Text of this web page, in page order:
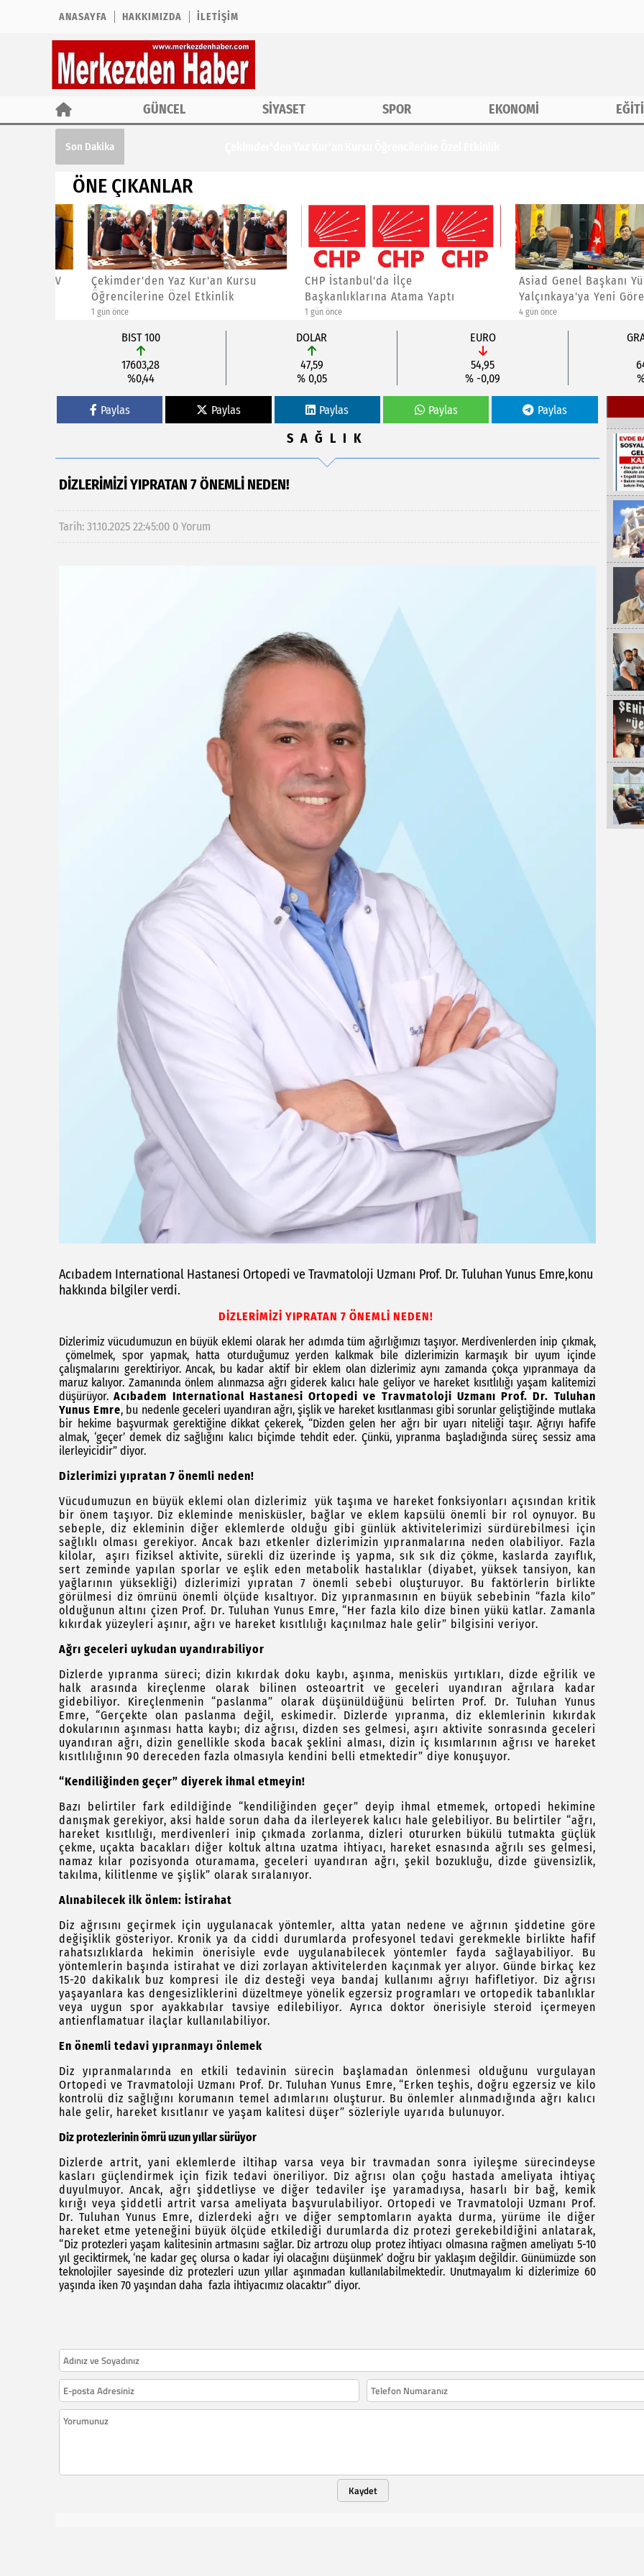
ANASAYFA HAKKIMIZDA İLETIŞIM
GÜNCEL SİYASET SPOR EKONOMİ
Son Dakika
ÖNE ÇIKANLAR
Çekimder'den Yaz Kur'an Kursu
Öğrencilerine Özel Etkinlik
1 gün önce
CHP İstanbul'da İlçe
Başkanlıklarına Atama Yaptı
1 gün önce
Asiad Genel Başkanı Yücel
Yalçınkaya'ya Yeni Görev
4 gün önce
BIST 100
17603,28
%0,44
DOLAR
47,59
% 0,05
EURO
54,95
% -0,09
Paylas Paylas Paylas Paylas Paylas
SAĞLIK
DİZLERİMİZİ YIPRATAN 7 ÖNEMLİ NEDEN!
Tarih: 31.10.2025 22:45:00 0 Yorum
Acıbadem International Hastanesi Ortopedi ve Travmatoloji Uzmanı Prof. Dr. Tuluhan Yunus Emre,konu
hakkında bilgiler verdi.
DİZLERİMİZİ YIPRATAN 7 ÖNEMLİ NEDEN!
Dizlerimiz vücudumuzun en büyük eklemi olarak her adımda tüm ağırlığımızı taşıyor. Merdivenlerden inip çıkmak,
çömelmek, spor yapmak, hatta oturduğumuz yerden kalkmak bile dizlerimizin karmaşık bir uyum içinde
çalışmalarını gerektiriyor. Ancak, bu kadar aktif bir eklem olan dizlerimiz aynı zamanda çokça yıpranmaya da
maruz kalıyor. Zamanında önlem alınmazsa ağrı giderek kalıcı hale geliyor ve hareket kısıtlılığı yaşam kalitemizi
düşürüyor.Acıbadem International Hastanesi Ortopedi ve Travmatoloji Uzmanı Prof. Dr. Tuluhan
Yunus Emre, bu nedenle geceleri uyandıran ağrı, şişlik ve hareket kısıtlanması gibi sorunlar geliştiğinde mutlaka
bir hekime başvurmak gerektiğine dikkat çekerek, “Dizden gelen her ağrı bir uyarı niteliği taşır. Ağrıyı hafife
almak, ‘geçer’ demek diz sağlığını kalıcı biçimde tehdit eder. Çünkü, yıpranma başladığında süreç sessiz ama
ilerleyicidir” diyor.
Dizlerimizi yıpratan 7 önemli neden!
Vücudumuzun en büyük eklemi olan dizlerimiz yük taşıma ve hareket fonksiyonları açısından kritik
bir önem taşıyor. Diz ekleminde menisküsler, bağlar ve eklem kapsülü önemli bir rol oynuyor. Bu
sebeple, diz ekleminin diğer eklemlerde olduğu gibi günlük aktivitelerimizi sürdürebilmesi için
sağlıklı olması gerekiyor. Ancak bazı etkenler dizlerimizin yıpranmalarına neden olabiliyor. Fazla
kilolar, aşırı fiziksel aktivite, sürekli diz üzerinde iş yapma, sık sık diz çökme, kaslarda zayıflık,
sert zeminde yapılan sporlar ve eşlik eden metabolik hastalıklar (diyabet, yüksek tansiyon, kan
yağlarının yüksekliği) dizlerimizi yıpratan 7 önemli sebebi oluşturuyor. Bu faktörlerin birlikte
görülmesi diz ömrünü önemli ölçüde kısaltıyor. Diz yıpranmasının en büyük sebebinin “fazla kilo”
olduğunun altını çizen Prof. Dr. Tuluhan Yunus Emre, “Her fazla kilo dize binen yükü katlar. Zamanla
kıkırdak yüzeyleri aşınır, ağrı ve hareket kısıtlılığı kaçınılmaz hale gelir” bilgisini veriyor.
Ağrı geceleri uykudan uyandırabiliyor
Dizlerde yıpranma süreci; dizin kıkırdak doku kaybı, aşınma, menisküs yırtıkları, dizde eğrilik ve
halk arasında kireçlenme olarak bilinen osteoartrit ve geceleri uyandıran ağrılara kadar
gidebiliyor. Kireçlenmenin “paslanma” olarak düşünüldüğünü belirten Prof. Dr. Tuluhan Yunus
Emre, “Gerçekte olan paslanma değil, eskimedir. Dizlerde yıpranma, diz eklemlerinin kıkırdak
dokularının aşınması hatta kaybı; diz ağrısı, dizden ses gelmesi, aşırı aktivite sonrasında geceleri
uyandıran ağrı, dizin genellikle skoda bacak şeklini alması, dizin iç kısımlarının ağrısı ve hareket
kısıtlılığının 90 dereceden fazla olmasıyla kendini belli etmektedir” diye konuşuyor.
“Kendiliğinden geçer” diyerek ihmal etmeyin!
Bazı belirtiler fark edildiğinde “kendiliğinden geçer” deyip ihmal etmemek, ortopedi hekimine
danışmak gerekiyor, aksi halde sorun daha da ilerleyerek kalıcı hale gelebiliyor. Bu belirtiler “ağrı,
hareket kısıtlılığı, merdivenleri inip çıkmada zorlanma, dizleri otururken bükülü tutmakta güçlük
çekme, uçakta bacakları diğer koltuk altına uzatma ihtiyacı, hareket esnasında ağrılı ses gelmesi,
namaz kılar pozisyonda oturamama, geceleri uyandıran ağrı, şekil bozukluğu, dizde güvensizlik,
takılma, kilitlenme ve şişlik” olarak sıralanıyor.
Alınabilecek ilk önlem: İstirahat
Diz ağrısını geçirmek için uygulanacak yöntemler, altta yatan nedene ve ağrının şiddetine göre
değişiklik gösteriyor. Kronik ya da ciddi durumlarda profesyonel tedavi gerekmekle birlikte hafif
rahatsızlıklarda hekimin önerisiyle evde uygulanabilecek yöntemler fayda sağlayabiliyor. Bu
yöntemlerin başında istirahat ve dizi zorlayan aktivitelerden kaçınmak yer alıyor. Günde birkaç kez
15-20 dakikalık buz kompresi ile diz desteği veya bandaj kullanımı ağrıyı hafifletiyor. Diz ağrısı
yaşayanlara kas dengesizliklerini düzeltmeye yönelik egzersiz programları ve ortopedik tabanlıklar
veya uygun spor ayakkabılar tavsiye edilebiliyor. Ayrıca doktor önerisiyle steroid içermeyen
antienflamatuar ilaçlar kullanılabiliyor.
En önemli tedavi yıpranmayı önlemek
Diz yıpranmalarında en etkili tedavinin sürecin başlamadan önlenmesi olduğunu vurgulayan
Ortopedi ve Travmatoloji Uzmanı Prof. Dr. Tuluhan Yunus Emre, “Erken teşhis, doğru egzersiz ve kilo
kontrolü diz sağlığını korumanın temel adımlarını oluşturur. Bu önlemler alınmadığında ağrı kalıcı
hale gelir, hareket kısıtlanır ve yaşam kalitesi düşer” sözleriyle uyarıda bulunuyor.
Diz protezlerinin ömrü uzun yıllar sürüyor
Dizlerde artrit, yani eklemlerde iltihap varsa veya bir travmadan sonra iyileşme sürecindeyse
kasları güçlendirmek için fizik tedavi öneriliyor. Diz ağrısı olan çoğu hastada ameliyata ihtiyaç
duyulmuyor. Ancak, ağrı şiddetliyse ve diğer tedaviler işe yaramadıysa, hasarlı bir bağ, kemik
kırığı veya şiddetli artrit varsa ameliyata başvurulabiliyor. Ortopedi ve Travmatoloji Uzmanı Prof.
Dr. Tuluhan Yunus Emre, dizlerdeki ağrı ve diğer semptomların ayakta durma, yürüme ile diğer
hareket etme yeteneğini büyük ölçüde etkilediği durumlarda diz protezi gerekebildiğini anlatarak,
“Diz protezleri yaşam kalitesinin artmasını sağlar. Diz artrozu olup protez ihtiyacı olmasına rağmen ameliyatı 5-10
yıl geciktirmek, ‘ne kadar geç olursa o kadar iyi olacağını düşünmek’ doğru bir yaklaşım değildir. Günümüzde son
teknolojiler sayesinde diz protezleri uzun yıllar aşınmadan kullanılabilmektedir. Unutmayalım ki dizlerimize 60
yaşında iken 70 yaşından daha fazla ihtiyacımız olacaktır” diyor.
Kaydet